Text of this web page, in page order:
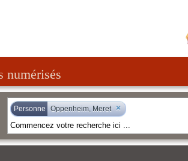
numérisés
Personne Oppenheim, Meret ×